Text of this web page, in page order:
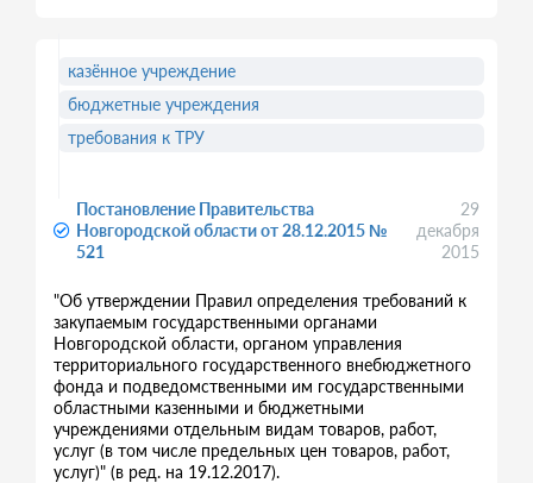
Постановление Правительства
Новгородской области от 28.12.2015 №
521
29
декабря
2015
"Об утверждении Правил определения требований к
закупаемым государственными органами
Новгородской области, органом управления
территориального государственного внебюджетного
фонда и подведомственными им государственными
областными казенными и бюджетными
учреждениями отдельным видам товаров, работ,
услуг (в том числе предельных цен товаров, работ,
услуг)" (в ред. на 19.12.2017).
казённое учреждение
бюджетные учреждения
требования к ТРУ